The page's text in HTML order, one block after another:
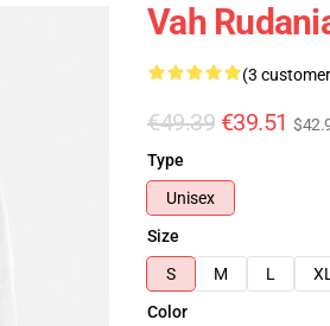
Vah
(3
€49.39 €39.51
Type
Unisex
Size
S
M L XL
Color